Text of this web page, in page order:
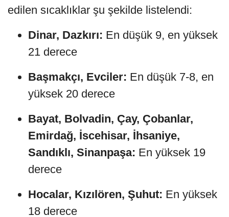
edilen sıcaklıklar şu şekilde listelendi:
Dinar, Dazkırı: En düşük 9, en yüksek
21 derece
Başmakçı, Evciler: En düşük 7-8, en
yüksek 20 derece
Bayat, Bolvadin, Çay, Çobanlar,
Emirdağ, İscehisar, İhsaniye,
Sandıklı, Sinanpaşa: En yüksek 19
derece
Hocalar, Kızılören, Şuhut: En yüksek
18 derece